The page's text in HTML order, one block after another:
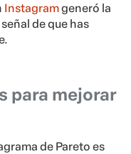
Instagramgeneró la
de que has
para mejorar
de Pareto es